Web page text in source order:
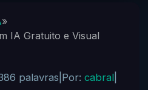
»
IA Gratuito e Visual
palavras Por: cabral|